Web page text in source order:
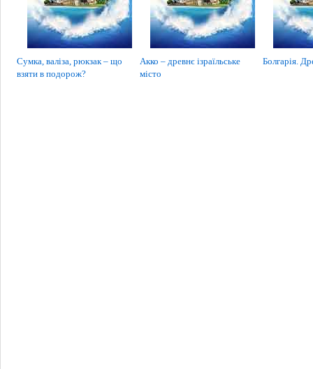
Сумка, валіза, рюкзак – що
взяти в подорож?
Акко – древнє ізраїльське
місто
Болгарія.